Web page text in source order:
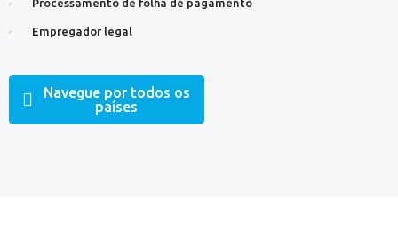
Processamento de folha de pagamento
Empregador legal
Navegue por todos os
países